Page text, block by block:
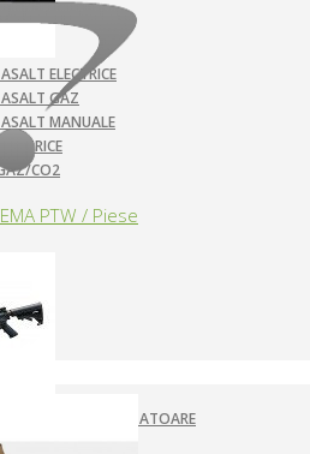
ELECTRICE
GAZ
MANUALE
CO2
PTW / Piese
SI ALIMENTATOARE
PTW